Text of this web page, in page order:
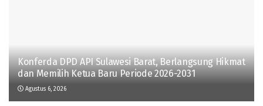
Konferda DPD API Sulawesi Barat, Berlangsung Hikmat
dan Memilih Ketua Baru Periode 2026-2031
Agustus 6, 2026